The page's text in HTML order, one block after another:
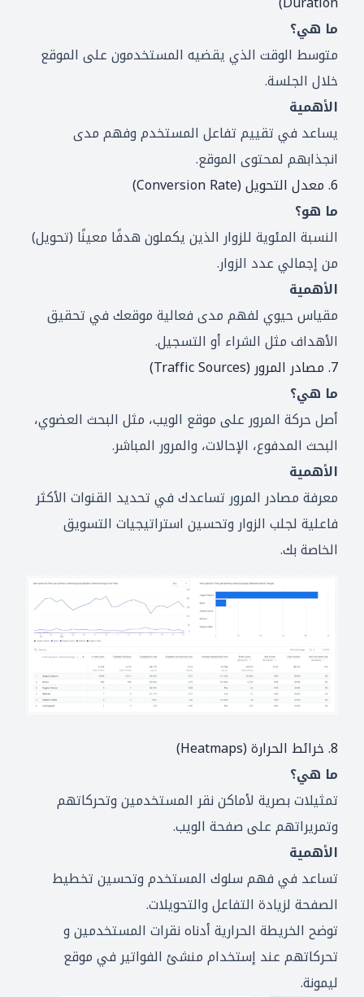
ما هي؟
متوسط الوقت الذي يقضيه المستخدمون على الموقع
خلال الجلسة.
الأهمية
يساعد في تقييم تفاعل المستخدم وفهم مدى
انجذابهم لمحتوى الموقع.
6. معدل التحويل (Conversion Rate)
ما هو؟
النسبة المئوية للزوار الذين يكملون هدفًا معينًا (تحويل)
من إجمالي عدد الزوار.
الأهمية
مقياس حيوي لفهم مدى فعالية موقعك في تحقيق
الأهداف مثل الشراء أو التسجيل.
7. مصادر المرور (Traffic Sources)
ما هي؟
أصل حركة المرور على موقع الويب، مثل البحث العضوي،
البحث المدفوع، الإحالات، والمرور المباشر.
الأهمية
معرفة مصادر المرور تساعدك في تحديد القنوات الأكثر
فاعلية لجلب الزوار وتحسين استراتيجيات التسويق
الخاصة بك.
8. خرائط الحرارة (Heatmaps)
ما هي؟
تمثيلات بصرية لأماكن نقر المستخدمين وتحركاتهم
وتمريراتهم على صفحة الويب.
الأهمية
تساعد في فهم سلوك المستخدم وتحسين تخطيط
الصفحة لزيادة التفاعل والتحويلات.
توضح الخريطة الحرارية أدناه نقرات المستخدمين و
تحركاتهم عند إستخداممنشئ الفواتيرفي موقع
ليمونة.